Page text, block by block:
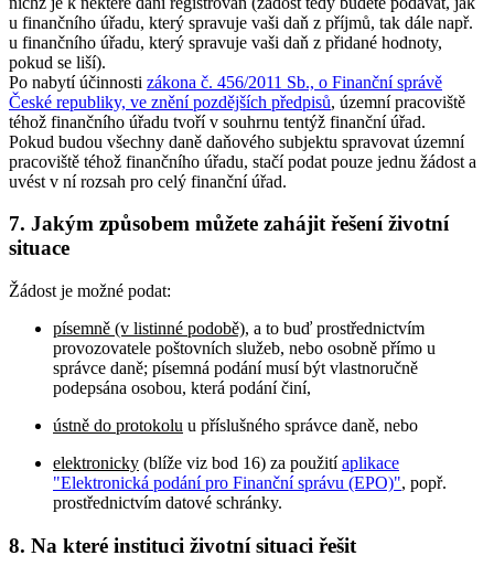
u finančního úřadu, který spravuje vaši daň z příjmů, tak dále např.
u finančního úřadu, který spravuje vaši daň z přidané hodnoty,
pokud se liší).
Po nabytí účinnosti zákona č. 456/2011 Sb., o Finanční správě
České republiky, ve znění pozdějších předpisů, územní pracoviště
téhož finančního úřadu tvoří v souhrnu tentýž finanční úřad.
Pokud budou všechny daně daňového subjektu spravovat územní
pracoviště téhož finančního úřadu, stačí podat pouze jednu žádost a
uvést v ní rozsah pro celý finanční úřad.
7. Jakým způsobem můžete zahájit řešení životní
situace
Žádost je možné podat:
písemně (v listinné podobě), a to buď prostřednictvím
provozovatele poštovních služeb, nebo osobně přímo u
správce daně; písemná podání musí být vlastnoručně
podepsána osobou, která podání činí,
ústně do protokolu u příslušného správce daně, nebo
elektronicky (blíže viz bod 16) za použitíaplikace
"Elektronická podání pro Finanční správu (EPO)", popř.
prostřednictvím datové schránky.
8. Na které instituci životní situaci řešit